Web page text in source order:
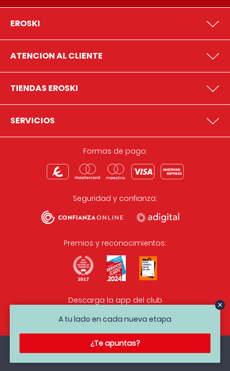
A tu lado en cada nueva etapa
¿Te apuntas?
EROSKI
ATENCION AL CLIENTE
TIENDAS EROSKI
SERVICIOS
Formas de pago:
Seguridad y confianza:
Premios y reconocimientos:
Descarga la app del club
Condiciones legales